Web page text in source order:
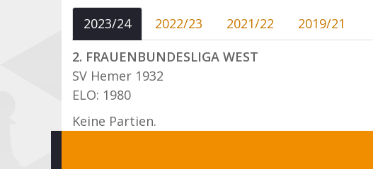
2023/24 2022/23 2021/22
2019/21
2. FRAUENBUNDESLIGA WEST
SV Hemer 1932
ELO: 1980
Keine Partien.